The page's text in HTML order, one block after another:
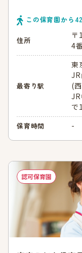
この保育園から
住所
〒
4
最寄り駅
東
(
で
保育時間 -
認可保育園